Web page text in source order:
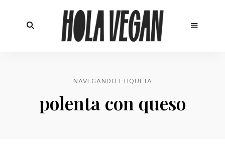
NAVEGANDO ETIQUETA
polenta con queso